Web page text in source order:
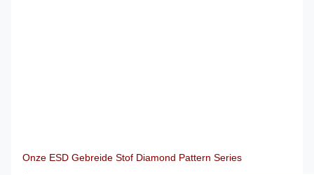
Onze ESD Gebreide Stof Diamond Pattern Series